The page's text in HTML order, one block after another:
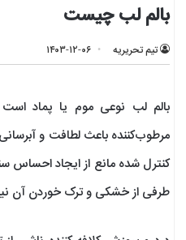
بالم لب چیست
تیم تحریریه ۱۴۰۳-۱۲-۰۶
بالم لب نوعی موم یا پماد است
مرطوب‌کننده باعث لطافت و
کنترل شده مانع از ایجاد احساس
طرفی از خشکی و ترک خوردن آن